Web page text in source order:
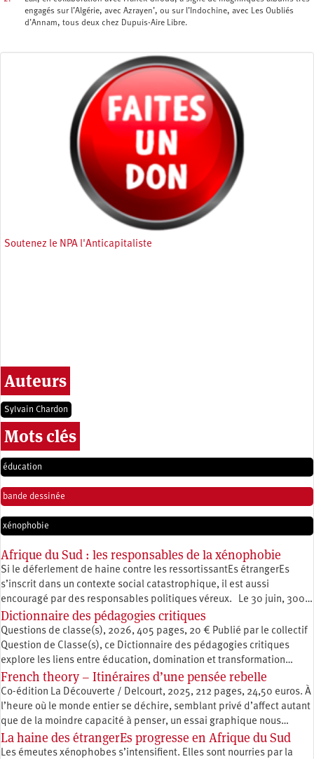
engagés sur l’Algérie, avec Azrayen’, ou sur l’Indochine, avec Les Oubliés
d’Annam, tous deux chez Dupuis-Aire Libre.
Soutenez le NPA l'Anticapitaliste
Auteurs
Sylvain Chardon
Mots clés
éducation
bande dessinée
xénophobie
Afrique du Sud : les responsables de la xénophobie
Si le déferlement de haine contre les ressortissantEs étrangerEs
s’inscrit dans un contexte social catastrophique, il est aussi
encouragé par des responsables politiques véreux. Le 30 juin, 300…
Dictionnaire des pédagogies critiques
Questions de classe(s), 2026, 405 pages, 20 € Publié par le collectif
Question de Classe(s), ce Dictionnaire des pédagogies critiques
explore les liens entre éducation, ­domination et transformation…
French theory – Itinéraires d’une pensée rebelle
Co-édition La Découverte / Delcourt, 2025, 212 pages, 24,50 euros. À
l’heure où le monde entier se déchire, semblant privé d’affect autant
que de la moindre capacité à penser, un essai graphique nous…
La haine des étrangerEs progresse en Afrique du Sud
Les émeutes xénophobes s’intensifient. Elles sont nourries par la